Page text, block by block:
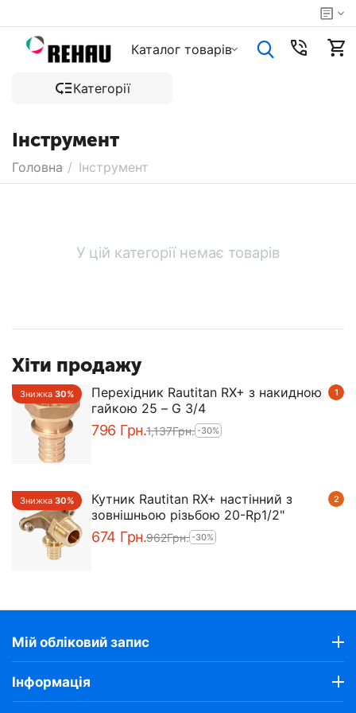
Каталог товарiв
Категорії
Інструмент
Головна / Інструмент
У цій категорії немає товарів
Хіти продажу
Знижка 30% 1
Перехідник Rautitan RX+ з накидною
гайкою 25 – G 3/4
‍796‍ Грн.1,137Грн. -30%
Знижка 30% 2
Кутник Rautitan RX+ настінний з
зовнішньою різьбою 20-Rp1/2"
‍674‍ Грн.‍962‍Грн. -30%
Мій обліковий запис
Інформація